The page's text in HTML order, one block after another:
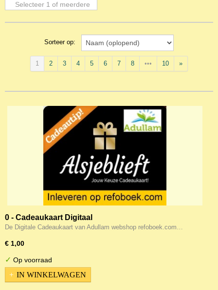
Selecteer 1 of meerdere
Sorteer op:
1 2 3 4 5 6 7 8 ••• 10 »
0 - Cadeaukaart Digitaal
De Digitale Cadeaukaart van Adullam webshop refoboek.com…
€ 1,00
✓ Op voorraad
IN WINKELWAGEN